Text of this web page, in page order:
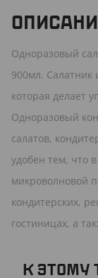
Одноразовый
900мл.
которая делает
Одноразовый
салатов,
удобен тем, что
микроволновой
кондитерских,
гостиницах, а
К ЭТОМУ